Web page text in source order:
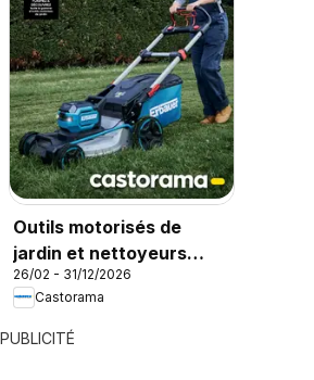
Outils motorisés de
jardin et nettoyeurs
haute pression
26/02 - 31/12/2026
Castorama
PUBLICITÉ